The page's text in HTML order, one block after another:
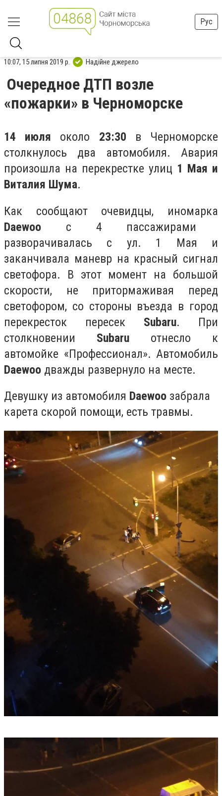
Рус
10:07, 15 липня 2019 р. Надійне джерело
Очередное ДТП возле
«пожарки» в Черноморске
14 июля около 23:30 в Черноморске
столкнулось два автомобиля. Авария
произошла на перекрестке улиц 1 Мая и
Виталия Шума.
Как сообщают очевидцы, иномарка
Daewoo c 4 пассажирами
разворачивалась с ул. 1 Мая и
заканчивала маневр на красный сигнал
светофора. В этот момент на большой
скорости, не притормаживая перед
светофором, со стороны въезда в город
перекресток пересек Subaru. При
столкновении Subaru отнесло к
автомойке «Профессионал». Автомобиль
Daewoo дважды развернуло на месте.
Девушку из автомобиля Daewoo забрала
карета скорой помощи, есть травмы.